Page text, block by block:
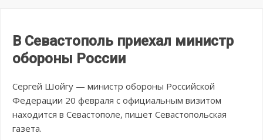
В Севастополь приехал министр
обороны России
Сергей Шойгу — министр обороны Российской
Федерации 20 февраля с официальным визитом
находится в Севастополе, пишет Севастопольская
газета.